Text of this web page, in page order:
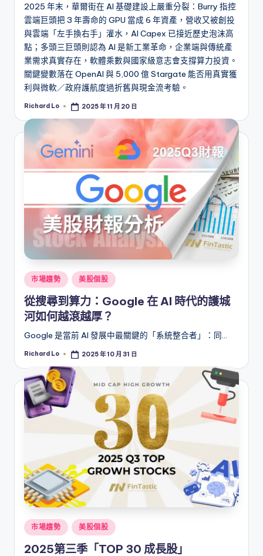
2025 年末，華爾街在 AI 基礎建設上嚴重分裂：Burry 指控
雲端巨頭把 3 年壽命的 GPU 當成 6 年資產，營收又被創投
與雲端「左手換右手」灌水，AI Capex 已接近歷史泡沫高
點；多頭三巨頭則認為 AI 是新工業革命，企業端與傳統產
業需求真實存在，軟體乘數與國家級意志會支撐算力投資。
關鍵變數落在 OpenAI 與 5,000 億 Stargate 能否用真實獲
利與微軟／政府護航度過折舊與現金流考驗。
Posted
Richard Lo 2025 年 11 月 20 日
Posted
in
市場趨勢 美股個股
從搜尋到算力：Google 在 AI 時代的護城
河如何越滾越厚？
Google 是當前 AI 發展中最關鍵的「系統整合者」：同…
Posted
Richard Lo 2025 年 10 月 31 日
Posted
in
市場趨勢 美股個股
2025第三季「TOP 30 成長股」